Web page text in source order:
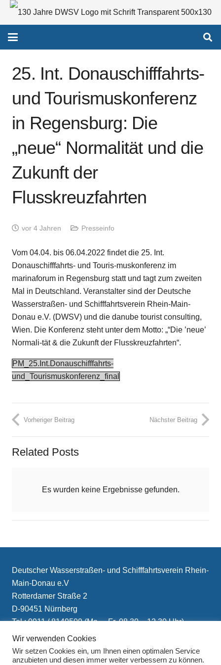
25. Int. Donauschifffahrts-
und Tourismuskonferenz
in Regensburg: Die
„neue“ Normalität und die
Zukunft der
Flusskreuzfahrten
vor 4 Jahren Presseinfo
Vom 04.04. bis 06.04.2022 findet die 25. Int.
Donauschifffahrts- und Touris-muskonferenz im
marinaforum in Regensburg statt und tagt zum zweiten
Mal in Deutschland. Veranstalter sind der Deutsche
Wasserstraßen- und Schifffahrtsverein Rhein-Main-
Donau e.V. (DWSV) und die danube tourist consulting,
Wien. Die Konferenz steht unter dem Motto: „“Die ’neue’
Normali-tät & die Zukunft der Flusskreuzfahrten“.
PM_25.Int.Donauschifffahrts-
und_Tourismuskonferenz_final
Vorheriger Beitrag Nächster Beitrag
Related Posts
Es wurden keine Ergebnisse gefunden.
Deutscher Wasserstraßen- und Schifffahrtsverein Rhein-
Main-Donau e.V
Rotterdamer Straße 2
D-90451 Nürnberg
Tel.: 0911 / 8149509 (Mo. – Fr. 08.30 – 12.30 Uhr)
E-Mail: info(at)schifffahrtsverein.de
Wir verwenden Cookies
Wir setzen Cookies ein, um Ihnen einen optimalen Service
anzubieten und diesen immer weiter verbessern zu können.